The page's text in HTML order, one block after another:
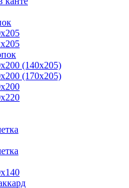
(140х205)
(170х205)